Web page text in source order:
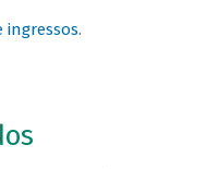
ingressos.